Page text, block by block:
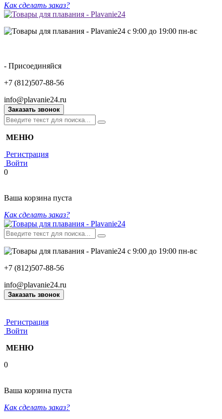
Как сделать заказ?
с 9:00 до 19:00 пн-вс
- Присоединяйся
+7 (812)507-88-56
info@plavanie24.ru
Заказать звонок
МЕНЮ
Регистрация
Войти
0
Ваша корзина пуста
Как сделать заказ?
с 9:00 до 19:00 пн-вс
+7 (812)507-88-56
info@plavanie24.ru
Заказать звонок
Регистрация
Войти
МЕНЮ
0
Ваша корзина пуста
Как сделать заказ?